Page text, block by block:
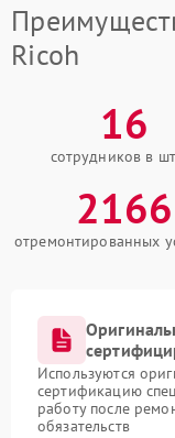
Ricoh
16
сотрудников в
2166
отремонтированных
Используются
сертификацию
работу после
обязательств